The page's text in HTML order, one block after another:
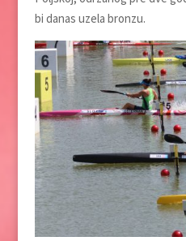
bi danas uzela bronzu.